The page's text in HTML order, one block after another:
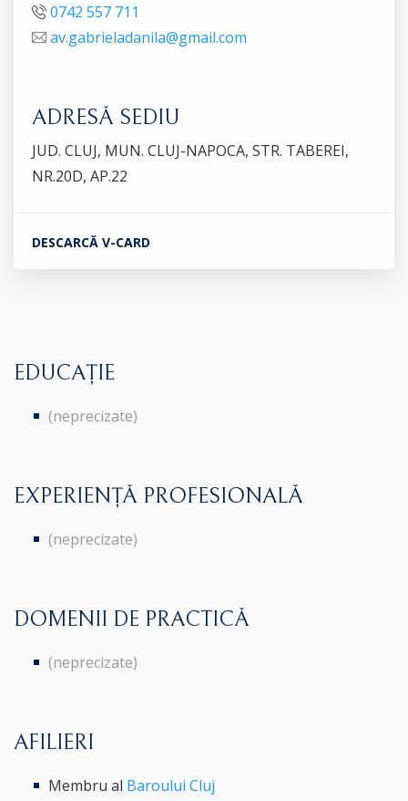
0742 557 711
av.gabrieladanila@gmail.com
ADRESĂ SEDIU
JUD. CLUJ, MUN. CLUJ-NAPOCA, STR. TABEREI,
NR.20D, AP.22
DESCARCĂ V-CARD
EDUCAȚIE
(neprecizate)
EXPERIENȚĂ PROFESIONALĂ
(neprecizate)
DOMENII DE PRACTICĂ
(neprecizate)
AFILIERI
Membru al Baroului Cluj